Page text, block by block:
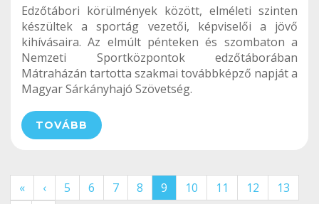
Edzőtábori körülmények között, elméleti szinten
készültek a sportág vezetői, képviselői a jövő
kihívásaira. Az elmúlt pénteken és szombaton a
Nemzeti Sportközpontok edzőtáborában
Mátraházán tartotta szakmai továbbképző napját a
Magyar Sárkányhajó Szövetség.
TOVÁBB
« ‹ 5 6 7 8 9 10 11 12
13